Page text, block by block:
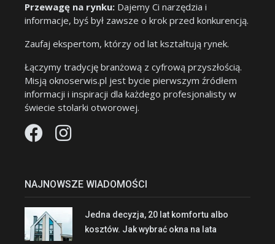
Przewagę na rynku: Dajemy Ci narzędzia i
informacje, byś był zawsze o krok przed konkurencją.
Zaufaj ekspertom, którzy od lat kształtują rynek.
Łączymy tradycję branżową z cyfrową przyszłością.
Misją oknoserwis.pl jest bycie pierwszym źródłem
informacji i inspiracji dla każdego profesjonalisty w
świecie stolarki otworowej.
NAJNOWSZE WIADOMOŚCI
Jedna decyzja, 20 lat komfortu albo
kosztów. Jak wybrać okna na lata